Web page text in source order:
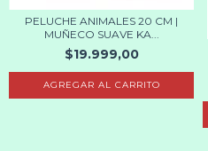
PELUCHE ANIMALES 20 CM |
MUÑECO SUAVE KA...
$19.999,00
AGREGAR AL CARRITO